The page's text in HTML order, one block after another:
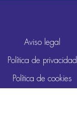
Aviso legal
Política de privacidad
Política de cookies